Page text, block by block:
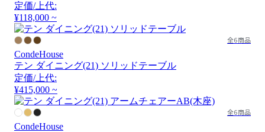
定価/上代:
¥118,000 ~
全6商品
CondeHouse
テン ダイニング(21) ソリッドテーブル
定価/上代:
¥415,000 ~
全6商品
CondeHouse